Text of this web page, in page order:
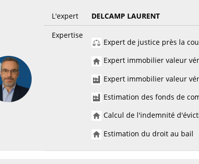
L'expert
DELCAMP LAURENT
Expertise
Expert de justice près la
Expert immobilier valeur
Expert immobilier valeur
Estimation des fonds de
Calcul de l'indemnité
Estimation du droit au bail